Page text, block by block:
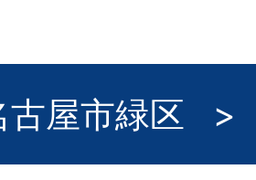
古屋市緑区 >